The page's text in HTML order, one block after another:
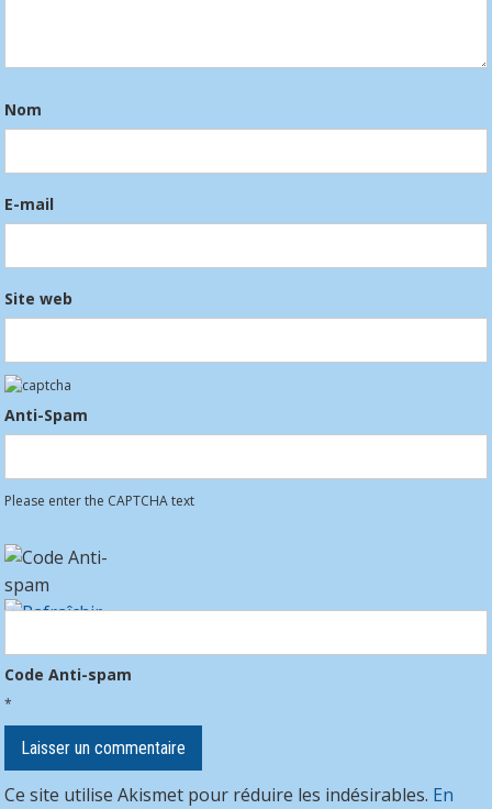
Nom
E-mail
Site web
Anti-Spam
Please enter the CAPTCHA text
Code Anti-spam
*
Ce site utilise Akismet pour réduire les indésirables. En